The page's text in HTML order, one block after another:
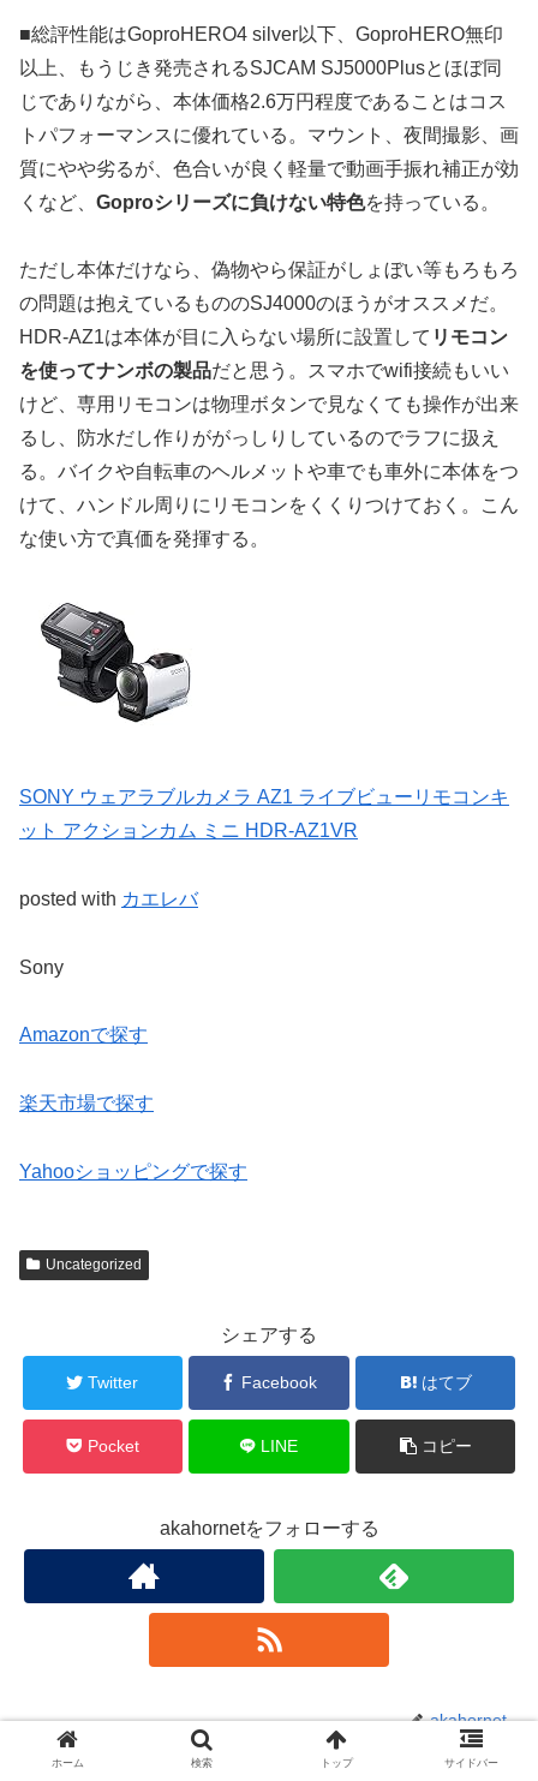
■総評性能はGoproHERO4 silver以下、GoproHERO無印
以上、もうじき発売されるSJCAM SJ5000Plusとほぼ同
じでありながら、本体価格2.6万円程度であることはコス
トパフォーマンスに優れている。マウント、夜間撮影、画
質にやや劣るが、色合いが良く軽量で動画手振れ補正が効
くなど、 Goproシリーズに負けない特色を持っている。
ただし本体だけなら、偽物やら保証がしょぼい等もろもろ
の問題は抱えているもののSJ4000のほうがオススメだ。
HDR-AZ1は本体が目に入らない場所に設置して リモコン
を使ってナンボの製品だと思う。スマホでwifi接続もいい
けど、専用リモコンは物理ボタンで見なくても操作が出来
るし、防水だし作りががっしりしているのでラフに扱え
る。バイクや自転車のヘルメットや車でも車外に本体をつ
けて、ハンドル周りにリモコンをくくりつけておく。こん
な使い方で真価を発揮する。
SONY ウェアラブルカメラ AZ1 ライブビューリモコンキ
ット アクションカム ミニ HDR-AZ1VR
posted with カエレバ
Sony
Amazonで探す
楽天市場で探す
Yahooショッピングで探す
Uncategorized
シェアする
Twitter Facebook はてブ
Pocket LINE コピー
akahornetをフォローする
akahornet
ホーム 検索 トップ サイドバー